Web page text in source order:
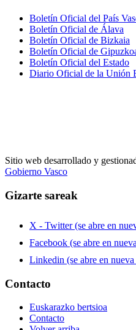
Boletín Oficial del País
Boletín Oficial de Álava
Boletín Oficial de Bizkaia
Boletín Oficial de
Boletín Oficial del Estado
Diario Oficial de la Unión
Sitio web desarrollado y
Gobierno Vasco
Gizarte sareak
X - Twitter (se abre en
Facebook (se abre en
Linkedin (se abre en
Contacto
Euskarazko bertsioa
Contacto